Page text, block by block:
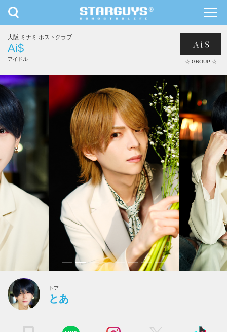
九州・沖縄 北海道・東北
toggle
navigation
大阪 ミナミ ホストクラブ
Ai$
アイドル ☆ GROUP ☆
とあ
トア
とあ